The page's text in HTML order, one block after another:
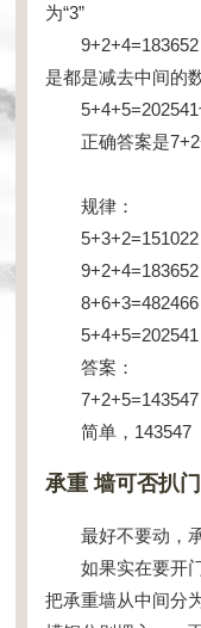
为“3”
9+2+4=183652
是都是减去中间的
5+4+5=202541
正确答案是
规律：
5+3+2=151022
9+2+4=183652
8+6+3=482466
5+4+5=202541
答案：
7+2+5=143547
简单，143547
承重 墙可否扒门
最好不要动，承
如果实在要开门
把承重墙从中间分